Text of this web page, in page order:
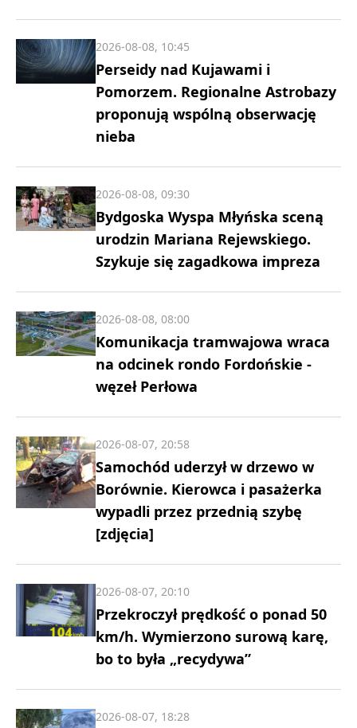
Perseidy nad Kujawami i
Pomorzem. Regionalne Astrobazy
proponują wspólną obserwację
nieba
2026-08-08, 10:45
Bydgoska Wyspa Młyńska sceną
urodzin Mariana Rejewskiego.
Szykuje się zagadkowa impreza
2026-08-08, 09:30
Komunikacja tramwajowa wraca
na odcinek rondo Fordońskie -
węzeł Perłowa
2026-08-08, 08:00
Samochód uderzył w drzewo w
Borównie. Kierowca i pasażerka
wypadli przez przednią szybę
[zdjęcia]
2026-08-07, 20:58
Przekroczył prędkość o ponad 50
km/h. Wymierzono surową karę,
bo to była „recydywa”
2026-08-07, 20:10
2026-08-07, 18:28